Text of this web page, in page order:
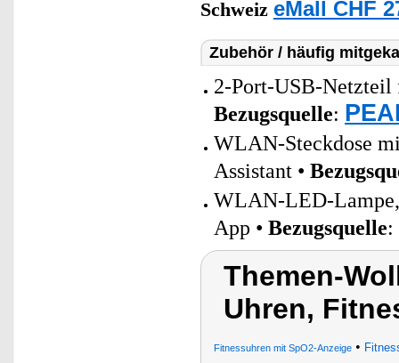
Schweiz eMall CHF
Zubehör / häufig
2-Port-USB-Netzteil
Bezugsquelle:
WLAN-Steckdose
Assistant •
WLAN-LED-
App • Bezugsquelle:
Themen-
Uhren,
Fitnessuhren mit SpO2-Anzeige•